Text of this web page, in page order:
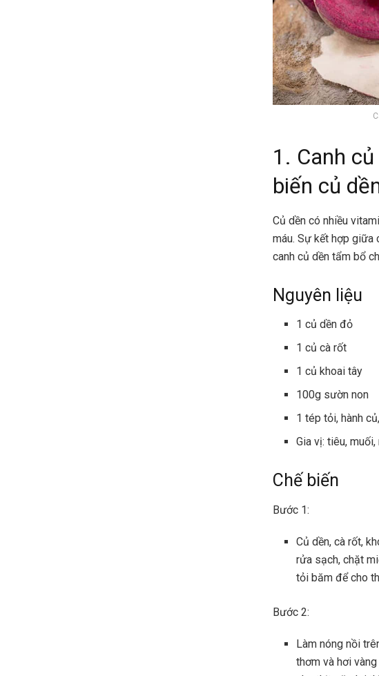
1. Canh
biến củ
Củ dền có nhiều
máu. Sự kết hợp giữa
canh củ dền tẩm bổ
Nguyên liệu
1 củ dền đỏ
1 củ cà rốt
1 củ khoai tây
100g sườn non
1 tép tỏi, hành
Gia vị: tiêu,
Chế biến
Bước 1:
Củ dền, cà rốt,
rửa sạch, chặt
tỏi băm để cho
Bước 2:
Làm nóng nồi
thơm và hơi